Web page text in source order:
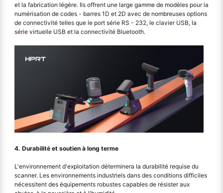
et la fabrication légère. Ils offrent une large gamme de modèles pour la
numérisation de codes - barres 1D et 2D avec de nombreuses options
de connectivité telles que le port série RS - 232, le clavier USB, la
série virtuelle USB et la connectivité Bluetooth.
4. Durabilité et soutien à long terme
L'environnement d'exploitation déterminera la durabilité requise du
scanner. Les environnements industriels dans des conditions difficiles
nécessitent des équipements robustes capables de résister aux